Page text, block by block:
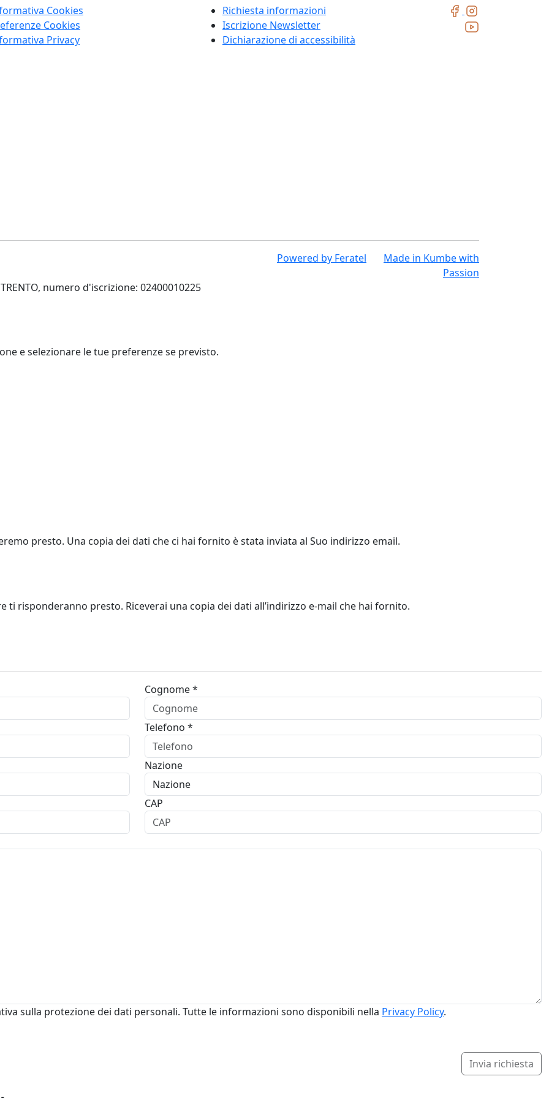
Cookies
Cookies
Privacy
Richiesta informazioni
Iscrizione Newsletter
Dichiarazione di accessibilità
numero d'iscrizione: 02400010225
Powered by Feratel Made in Kumbewith
Passion
e selezionare le tue preferenze se previsto.
presto. Una copia dei dati che ci hai fornito è stata inviata al Suo indirizzo email.
risponderanno presto. Riceverai una copia dei dati all’indirizzo e-mail che hai fornito.
Cognome *
Telefono *
Nazione
CAP
sulla protezione dei dati personali. Tutte le informazioni sono disponibili nella Privacy Policy.
Invia richiesta